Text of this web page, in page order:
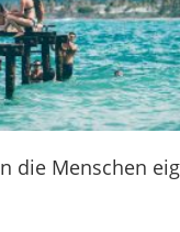
die Menschen